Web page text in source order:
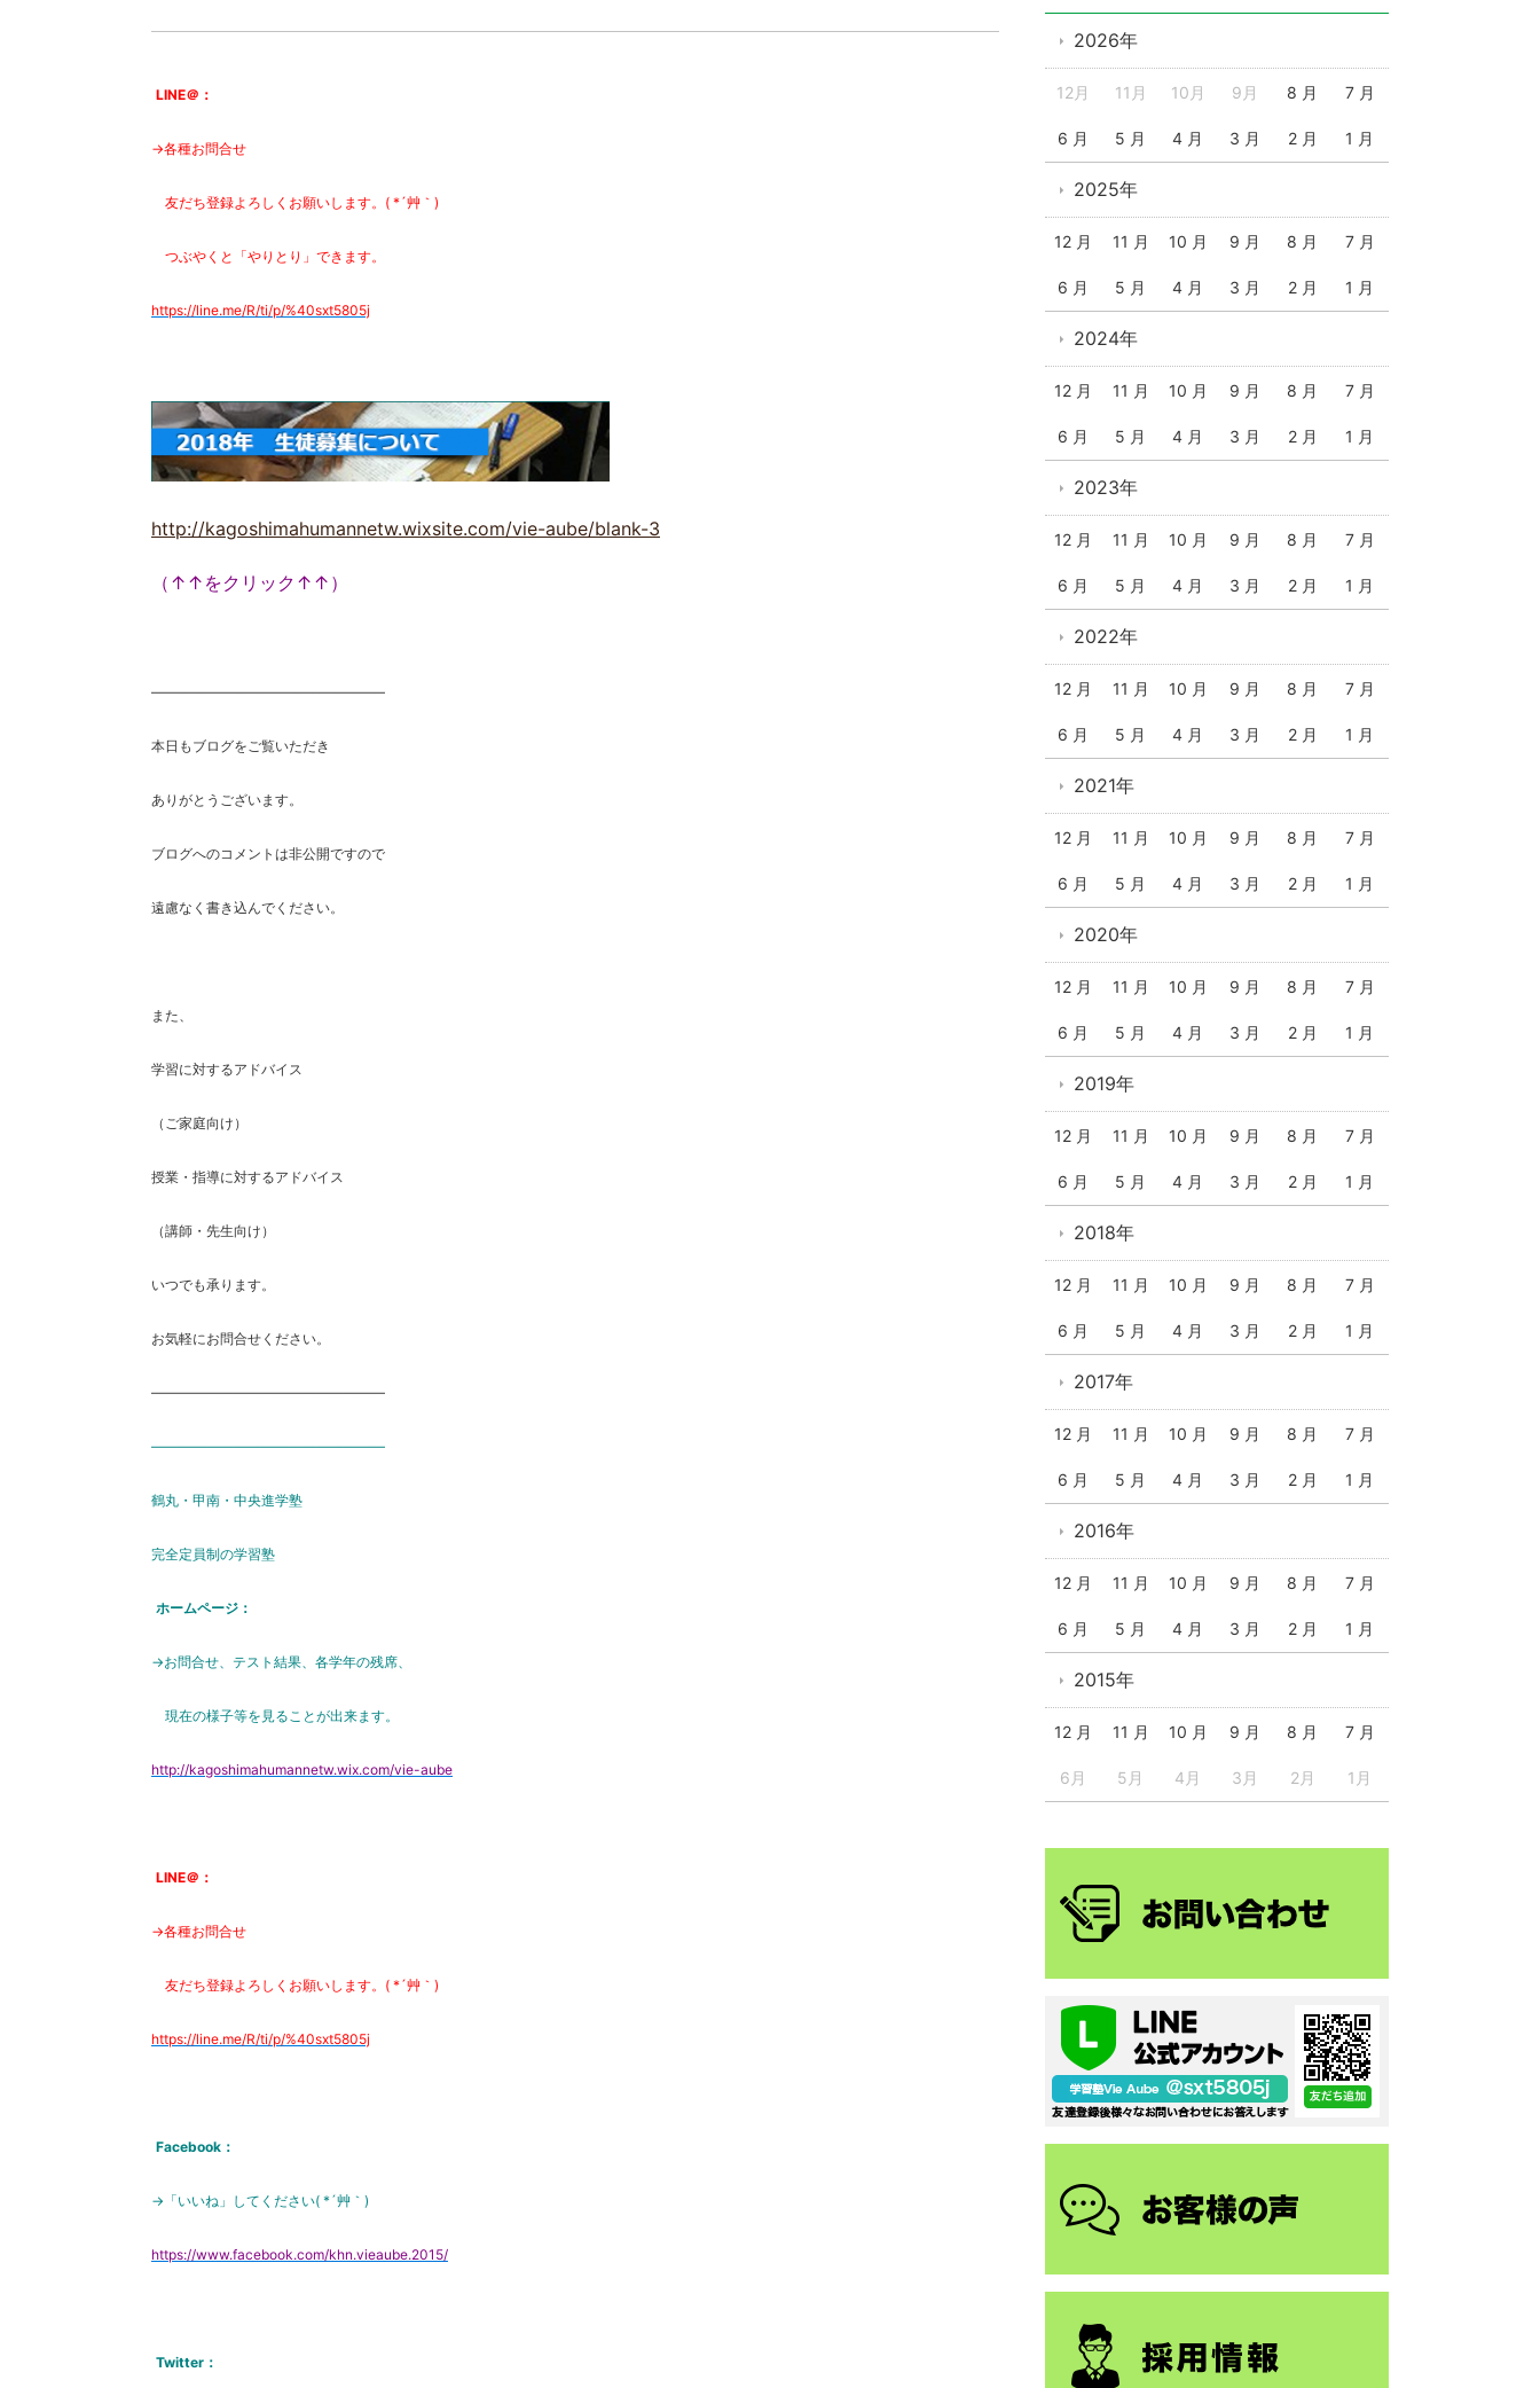
LINE＠：
→各種お問合せ
友だち登録よろしくお願いします。( *´艸｀)
つぶやくと「やりとり」できます。
https://line.me/R/ti/p/%40sxt5805j
http://kagoshimahumannetw.wixsite.com/vie-aube/blank-3
（↑↑をクリック↑↑）
―――――――――――――――――
本日もブログをご覧いただき
ありがとうございます。
ブログへのコメントは非公開ですので
遠慮なく書き込んでください。
また、
学習に対するアドバイス
（ご家庭向け）
授業・指導に対するアドバイス
（講師・先生向け）
いつでも承ります。
お気軽にお問合せください。
―――――――――――――――――
―――――――――――――――――
鶴丸・甲南・中央進学塾
完全定員制の学習塾
ホームページ：
→お問合せ、テスト結果、各学年の残席、
現在の様子等を見ることが出来ます。
http://kagoshimahumannetw.wix.com/vie-aube
LINE＠：
→各種お問合せ
友だち登録よろしくお願いします。( *´艸｀)
https://line.me/R/ti/p/%40sxt5805j
Facebook：
→「いいね」してください( *´艸｀)
https://www.facebook.com/khn.vieaube.2015/
Twitter：
2026年
12月 11月 10月 9月 8 月 7 月
6 月 5 月 4 月 3 月 2 月 1 月
2025年
12 月 11 月 10 月 9 月 8 月 7 月
6 月 5 月 4 月 3 月 2 月 1 月
2024年
12 月 11 月 10 月 9 月 8 月 7 月
6 月 5 月 4 月 3 月 2 月 1 月
2023年
12 月 11 月 10 月 9 月 8 月 7 月
6 月 5 月 4 月 3 月 2 月 1 月
2022年
12 月 11 月 10 月 9 月 8 月 7 月
6 月 5 月 4 月 3 月 2 月 1 月
2021年
12 月 11 月 10 月 9 月 8 月 7 月
6 月 5 月 4 月 3 月 2 月 1 月
2020年
12 月 11 月 10 月 9 月 8 月 7 月
6 月 5 月 4 月 3 月 2 月 1 月
2019年
12 月 11 月 10 月 9 月 8 月 7 月
6 月 5 月 4 月 3 月 2 月 1 月
2018年
12 月 11 月 10 月 9 月 8 月 7 月
6 月 5 月 4 月 3 月 2 月 1 月
2017年
12 月 11 月 10 月 9 月 8 月 7 月
6 月 5 月 4 月 3 月 2 月 1 月
2016年
12 月 11 月 10 月 9 月 8 月 7 月
6 月 5 月 4 月 3 月 2 月 1 月
2015年
12 月 11 月 10 月 9 月 8 月 7 月
6月 5月 4月 3月 2月 1月